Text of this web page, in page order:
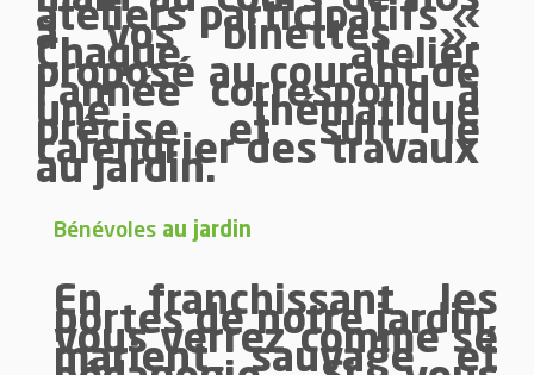
ateliers participatifs «
à vos binettes ».
Chaque atelier
proposé au courant de
l’année correspond à
une thématique
précise et suit le
calendrier des travaux
au jardin.
Bénévolesau jardin
En franchissant les
portes de notre jardin,
vous verrez comme se
marient sauvage et